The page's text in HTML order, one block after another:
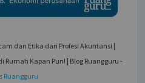
dan Etika dari Profesi Akuntansi |
Rumah Kapan Pun! | Blog Ruangguru -
Ruangguru